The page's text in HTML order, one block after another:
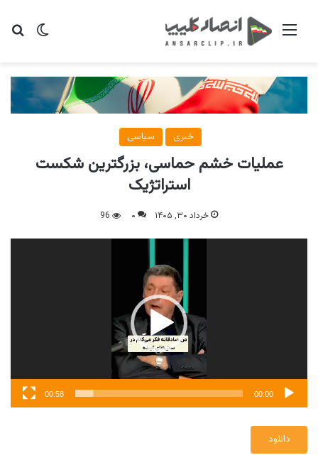
تغییر منو
خبری سیاسی
عملیات خشم حماسی، بزرگترین شکست
استراتژیک
خرداد ۳۰, ۱۴۰۵ ۰ 96
نمایشگر
00:00
00:58
دانلود